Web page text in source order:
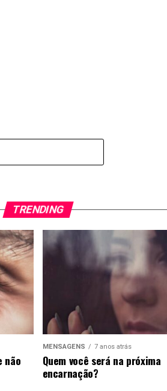
TRENDING
não
MENSAGENS 7 anos atrás
Quem você será na próxima
encarnação?